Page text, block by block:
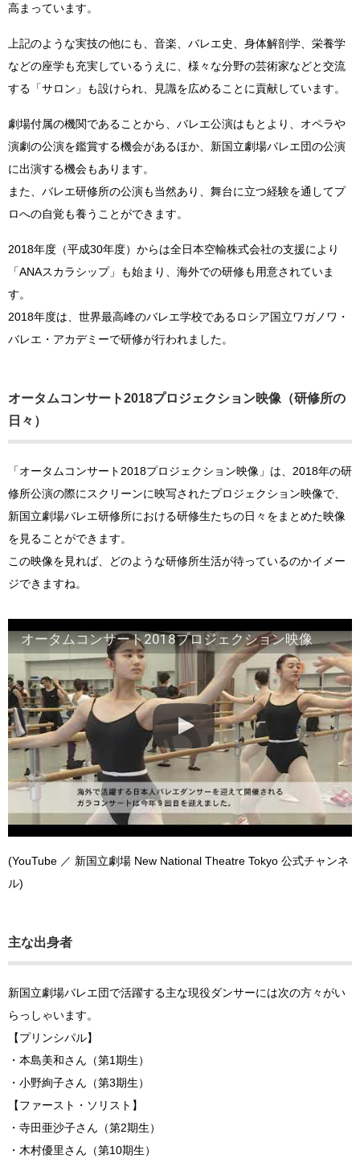
高まっています。
上記のような実技の他にも、音楽、バレエ史、身体解剖学、栄養学
などの座学も充実しているうえに、様々な分野の芸術家などと交流
する「サロン」も設けられ、見識を広めることに貢献しています。
劇場付属の機関であることから、バレエ公演はもとより、オペラや
演劇の公演を鑑賞する機会があるほか、新国立劇場バレエ団の公演
に出演する機会もあります。
また、バレエ研修所の公演も当然あり、舞台に立つ経験を通してプ
ロへの自覚も養うことができます。
2018年度（平成30年度）からは全日本空輸株式会社の支援により
「ANAスカラシップ」も始まり、海外での研修も用意されていま
す。
2018年度は、世界最高峰のバレエ学校であるロシア国立ワガノワ・
バレエ・アカデミーで研修が行われました。
オータムコンサート2018プロジェクション映像（研修所の
日々）
「オータムコンサート2018プロジェクション映像」は、2018年の研
修所公演の際にスクリーンに映写されたプロジェクション映像で、
新国立劇場バレエ研修所における研修生たちの日々をまとめた映像
を見ることができます。
この映像を見れば、どのような研修所生活が待っているのかイメー
ジできますね。
オータムコンサート2018プロジェクション映像
(YouTube ／ 新国立劇場 New National Theatre Tokyo 公式チャンネ
ル)
主な出身者
新国立劇場バレエ団で活躍する主な現役ダンサーには次の方々がい
らっしゃいます。
【プリンシパル】
・本島美和さん（第1期生）
・小野絢子さん（第3期生）
【ファースト・ソリスト】
・寺田亜沙子さん（第2期生）
・木村優里さん（第10期生）